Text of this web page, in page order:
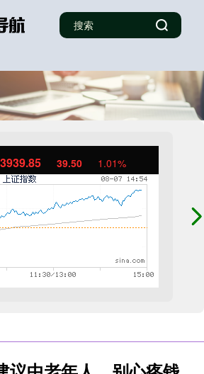
3939.85 39.50 1.01%